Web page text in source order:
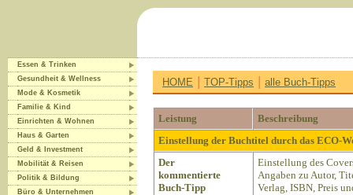
Essen & Trinken
Gesundheit & Wellness
Mode & Kosmetik
Familie & Kind
Einrichten & Wohnen
Haus & Garten
Geld & Investment
Mobilität & Reisen
Politik & Bildung
Büro & Unternehmen
HOME | TOP-Tipps | alle Buch-Tipps
Leistung
Beschreibung
Einstellung der Buchtitel durch das ECO-
Der
kommentierte
Buch-Tipp
Einstellung des
Angaben zu Autor,
Verlag, ISBN, Preis